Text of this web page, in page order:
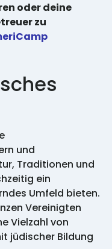
oder deine
zu
und
Traditionen und
ein
Umfeld bieten.
Vereinigten
Vielzahl von
jüdischer Bildung